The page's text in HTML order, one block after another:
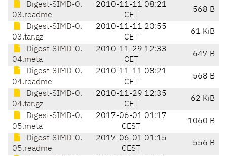
Digest-SIMD-0.
03.readme
2010-11-11 08:21
CET
568 B
Digest-SIMD-0.
03.tar.gz
2010-11-11 20:55
CET
61 KiB
Digest-SIMD-0.
04.meta
2010-11-29 12:33
CET
647 B
Digest-SIMD-0.
04.readme
2010-11-11 08:21
CET
568 B
Digest-SIMD-0.
04.tar.gz
2010-11-29 12:35
CET
62 KiB
Digest-SIMD-0.
05.meta
2017-06-01 01:17
CEST
1060 B
Digest-SIMD-0.
05.readme
2017-06-01 01:15
CEST
556 B